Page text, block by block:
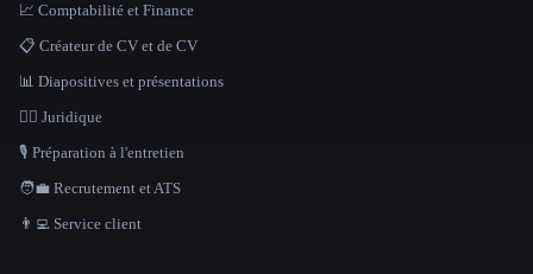
📈 Comptabilité et Finance
📋 Créateur de CV et de CV
📊 Diapositives et présentations
👩‍⚖️ Juridique
🎙️ Préparation à l'entretien
🧑‍💼 Recrutement et ATS
👨‍💻 Service client